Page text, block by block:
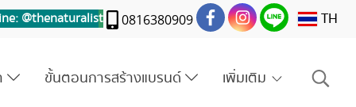
@thenaturalist 0816380909 TH
ขั้นตอนการสร้างแบรนด์ เพิ่มเติม